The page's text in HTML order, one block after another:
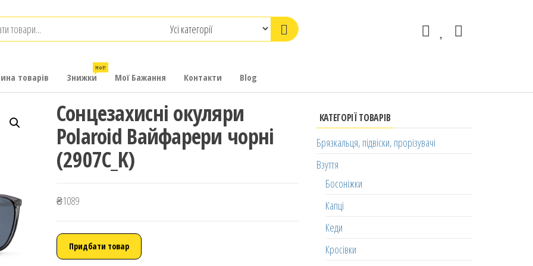
товарів Знижки
Hot!
Мої Бажання Контакти Blog
Сонцезахисні окуляри
Polaroid Вайфарери чорні
(2907C_K)
₴1089
Придбати товар
КАТЕГОРІЇ ТОВАРІВ
Брязкальця, підвіски, прорізувачі
Взуття
Босоніжки
Капці
Кеди
Кросівки